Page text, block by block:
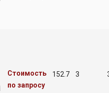
Стоимость
по запросу
152.7 3